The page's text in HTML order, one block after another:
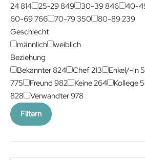
24814 25-29849 30-39846 40-
60-69766 70-79350 80-89239
Geschlecht
männlich
weiblich
Beziehung
Bekannter824 Chef213 Enkel/-in
775
Freund 982 Keine264 Kollege
828
Verwandter978
Filtern